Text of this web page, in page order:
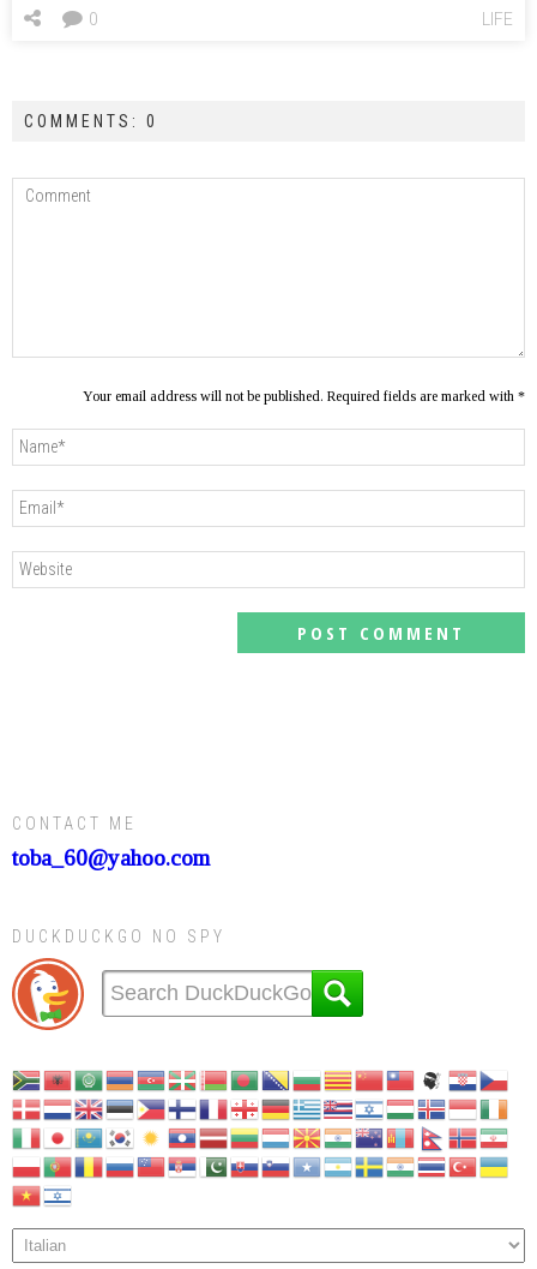
LIFE
0
COMMENTS: 0
Your email address will not be published. Required fields are marked with *
CONTACT ME
toba_60@yahoo.com
DUCKDUCKGO NO SPY